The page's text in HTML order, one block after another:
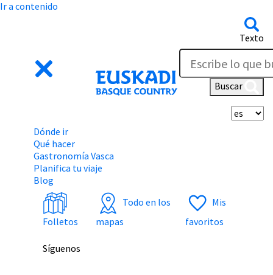
Ir a contenido
Texto
Buscar
Dónde ir
Qué hacer
Gastronomía Vasca
Planifica tu viaje
Blog
Folletos
Todo en los
mapas
Mis
favoritos
Síguenos